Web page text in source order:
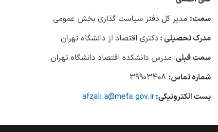
سمت: مدیر کل دفتر سیاست گذاری بخش عمومی
مدرک تحصیلی : دکتری اقتصاد از دانشگاه تهران
سمت قبلی: مدرس دانشکده اقتصاد دانشگاه تهران
شماره تماس:
پست الکترونیکی:afzali.a@mefa.gov.ir